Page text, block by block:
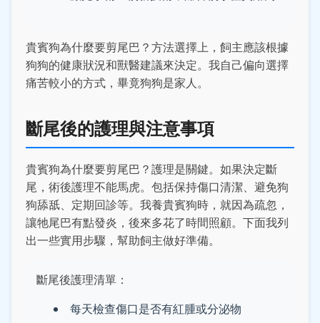
貴賓狗為什麼要剪尾巴？方法選擇上，飼主應該根據
狗狗的健康狀況和獸醫建議來決定。我自己偏向選擇
痛苦較小的方式，畢竟狗狗是家人。
斷尾後的護理與注意事項
貴賓狗為什麼要剪尾巴？護理是關鍵。如果決定斷
尾，術後護理不能馬虎。包括保持傷口清潔、避免狗
狗舔舐、定期回診等。我養貴賓狗時，就因為疏忽，
讓牠尾巴有點發炎，後來多花了時間照顧。下面我列
出一些實用步驟，幫助飼主做好準備。
斷尾後護理清單：
每天檢查傷口是否有紅腫或分泌物